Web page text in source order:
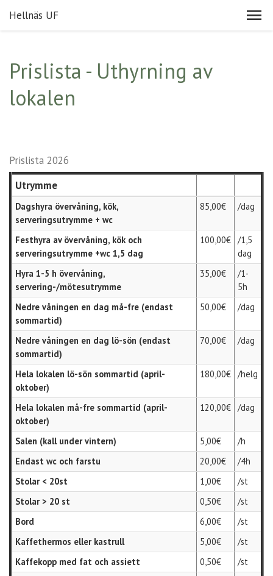
Hellnäs UF
Prislista - Uthyrning av
lokalen
Prislista 2026
Utrymme
Dagshyra övervåning, kök,
serveringsutrymme + wc
85,00€ /dag
Festhyra av övervåning, kök och
serveringsutrymme +wc 1,5 dag
100,00€ /1,5
dag
Hyra 1-5 h övervåning,
servering-/mötesutrymme
35,00€
/1-
5h
Nedre våningen en dag må-fre (endast
sommartid)
50,00€ /dag
Nedre våningen en dag lö-sön (endast
sommartid)
70,00€ /dag
Hela lokalen lö-sön sommartid (april-
oktober)
180,00€ /helg
Hela lokalen må-fre sommartid (april-
oktober)
120,00€ /dag
Salen (kall under vintern) 5,00€
/h
Endast wc och farstu
20,00€
/4h
Stolar < 20st
1,00€
/st
Stolar > 20 st
0,50€
/st
Bord
6,00€
/st
Kaffethermos eller kastrull
5,00€
/st
Kaffekopp med fat och assiett
0,50€
/st